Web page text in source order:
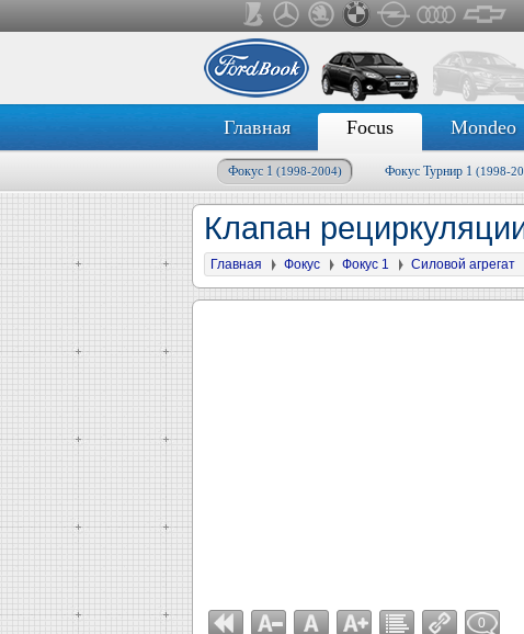
Главная Focus Mondeo
Фокус 1 (1998-2004) Фокус Турнир 1 (1998-
Клапан
Главная Фокус Фокус 1 Силовой агрегат
0